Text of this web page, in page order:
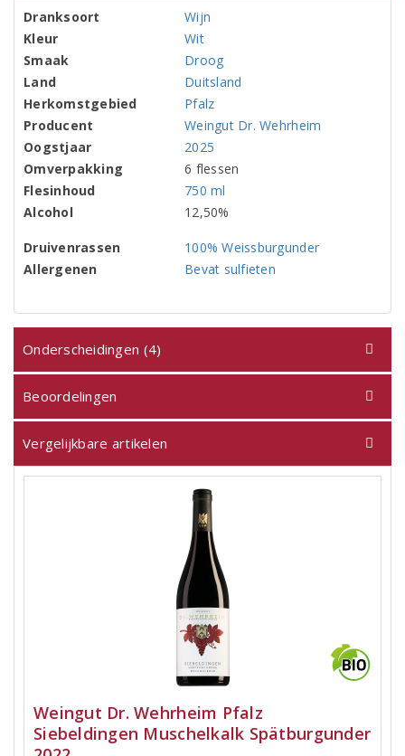
Dranksoort
Wijn
Kleur
Wit
Smaak
Droog
Land
Duitsland
Herkomstgebied
Pfalz
Producent
Weingut Dr. Wehrheim
Oogstjaar
2025
Omverpakking
6 flessen
Flesinhoud
750 ml
Alcohol
12,50%
Druivenrassen
100% Weissburgunder
Allergenen
Bevat sulfieten
Onderscheidingen (4)
Beoordelingen
Vergelijkbare artikelen
Weingut Dr. Wehrheim Pfalz
Siebeldingen Muschelkalk Spätburgunder